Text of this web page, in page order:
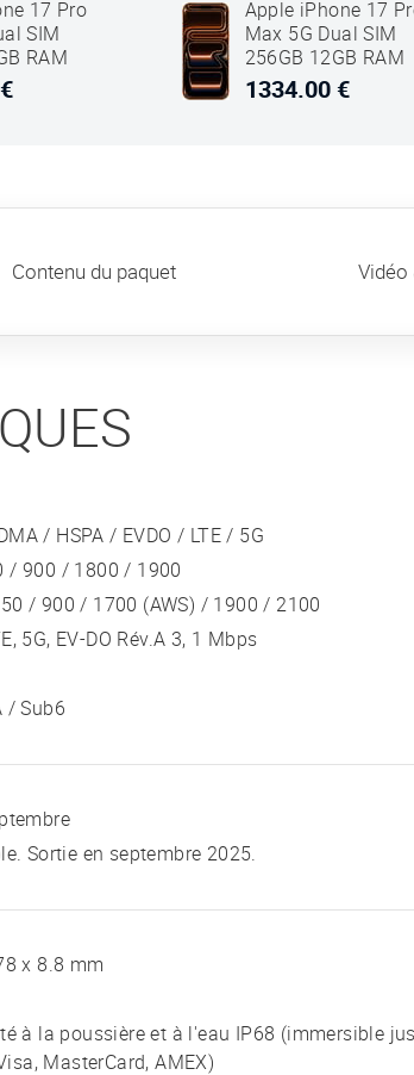
17 Pro
SIM
RAM
Apple iPhone 17
Max 5G Dual SIM
256GB 12GB RAM
Cosmic Orange
1334.00 €
Contenu du paquet Vidéo
/ HSPA / EVDO / LTE / 5G
/ 900 / 1800 / 1900
/ 900 / 1700 (AWS) / 1900 / 2100
5G, EV-DO Rév.A 3, 1 Mbps
/ Sub6
Sortie en septembre 2025.
x 8.8 mm
à la poussière et à l'eau IP68 (immersible
MasterCard, AMEX)